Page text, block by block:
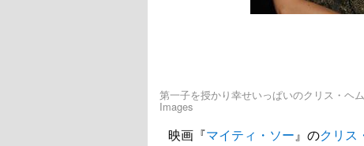
第一子を授かり幸せいっぱいのクリス・ヘ
Images
映画『マイティ・ソー』のクリス